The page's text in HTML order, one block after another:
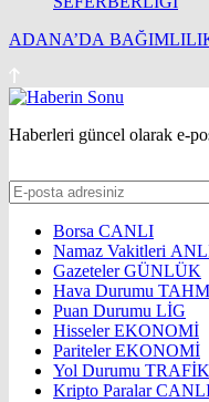
ADANA’DA
Haberleri güncel olarak e-
Borsa CANLI
Namaz Vakitleri
GazetelerGÜNLÜK
Hava Durumu
Puan Durumu LİG
HisselerEKONOMİ
ParitelerEKONOMİ
Yol Durumu TRAFİK
Kripto Paralar